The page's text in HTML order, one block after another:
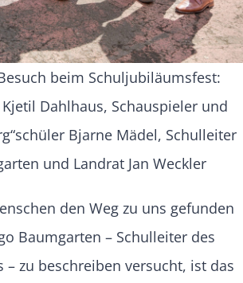
beim Schuljubiläumsfest:
Dahlhaus, Schauspieler und
Bjarne Mädel, Schulleiter
und Landrat Jan Weckler
den Weg zu uns gefunden
Baumgarten – Schulleiter des
– zu beschreiben versucht, ist das